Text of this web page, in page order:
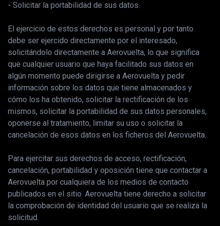
- Solicitar la portabilidad de sus datos.
El ejercicio de estos derechos es personal y por tanto
debe ser ejercido directamente por el interesado,
solicitándolo directamente a Aerovuelta, lo que significa
que cualquier usuario que haya facilitado sus datos en
algún momento puede dirigirse a Aerovuelta y pedir
información sobre los datos que tiene almacenados y
cómo los ha obtenido, solicitar la rectificación de los
mismos, solicitar la portabilidad de sus datos personales,
oponerse al tratamiento, limitar su uso o solicitar la
cancelación de esos datos en los ficheros del Aerovuelta.
Para ejercitar sus derechos de acceso, rectificación,
cancelación, portabilidad y oposición tiene que contactar a
Aerovuelta por cualquiera de los medios de contacto
publicados en el sitio. Aerovuelta tiene derecho a solicitar
la comprobación de identidad del usuario que se realiza la
solicitud.